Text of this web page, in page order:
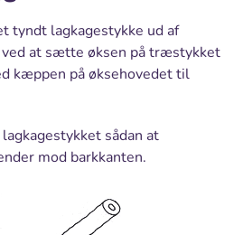
tyndt lagkagestykke ud af
ved at sætte øksen på træstykket
kæppen på øksehovedet til
sådan at
mod barkkanten.